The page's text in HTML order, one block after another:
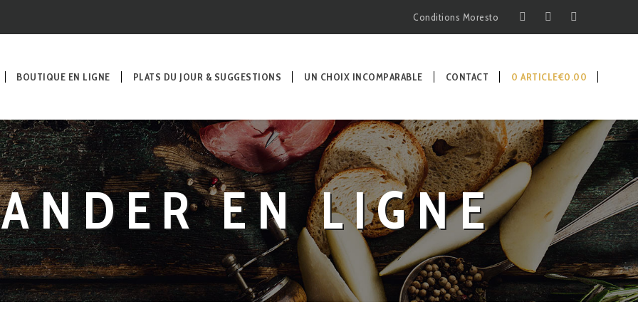
Conditions Moresto
BOUTIQUE EN LIGNE PLATS DU JOUR & SUGGESTIONS UN CHOIX INCOMPARABLE CONTACT 0 ARTICLE€0.00
EN LIGNE